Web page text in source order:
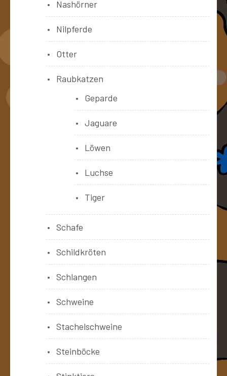
Nashörner
Nilpferde
Otter
Raubkatzen
Geparde
Jaguare
Löwen
Luchse
Tiger
Schafe
Schildkröten
Schlangen
Schweine
Stachelschweine
Steinböcke